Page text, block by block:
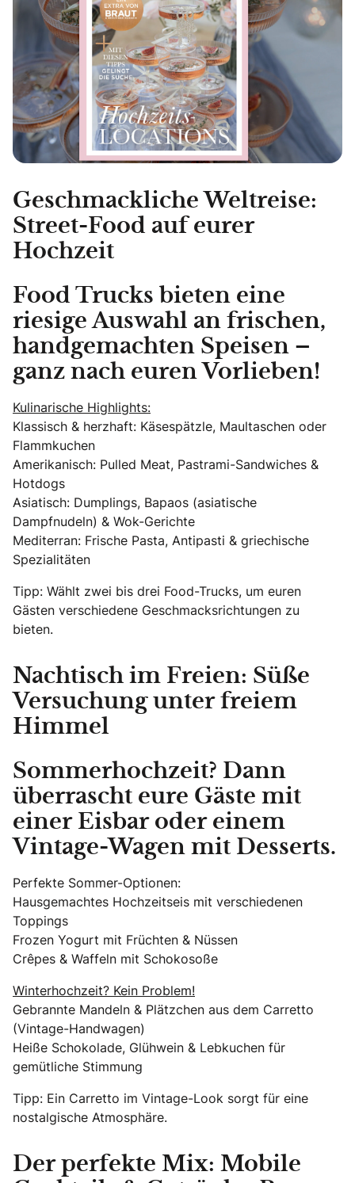
Geschmackliche Weltreise:
Street-Food auf eurer
Hochzeit
Food Trucks bieten eine
riesige Auswahl an frischen,
handgemachten Speisen –
ganz nach euren Vorlieben!
Kulinarische Highlights:
Klassisch & herzhaft: Käsespätzle, Maultaschen oder
Flammkuchen
Amerikanisch: Pulled Meat, Pastrami-Sandwiches &
Hotdogs
Asiatisch: Dumplings, Bapaos (asiatische
Dampfnudeln) & Wok-Gerichte
Mediterran: Frische Pasta, Antipasti & griechische
Spezialitäten
Tipp: Wählt zwei bis drei Food-Trucks, um euren
Gästen verschiedene Geschmacksrichtungen zu
bieten.
Nachtisch im Freien: Süße
Versuchung unter freiem
Himmel
Sommerhochzeit? Dann
überrascht eure Gäste mit
einer Eisbaroder einem
Vintage-Wagen mit Desserts.
Perfekte Sommer-Optionen:
Hausgemachtes Hochzeitseis mit verschiedenen
Toppings
Frozen Yogurt mit Früchten & Nüssen
Crêpes & Waffeln mit Schokosoße
Winterhochzeit? Kein Problem!
Gebrannte Mandeln & Plätzchen aus dem Carretto
(Vintage-Handwagen)
Heiße Schokolade, Glühwein & Lebkuchen für
gemütliche Stimmung
Tipp: Ein Carretto im Vintage-Look sorgt für eine
nostalgische Atmosphäre.
Der perfekte Mix: Mobile